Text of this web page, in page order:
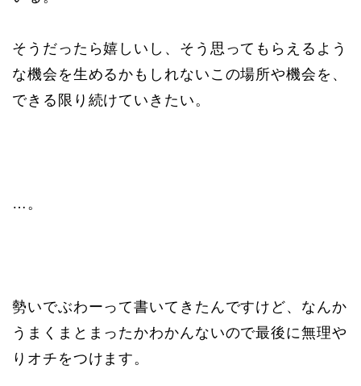
そうだったら嬉しいし、そう思ってもらえるよう
な機会を生めるかもしれないこの場所や機会を、
できる限り続けていきたい。
…。
勢いでぶわーって書いてきたんですけど、なんか
うまくまとまったかわかんないので最後に無理や
りオチをつけます。